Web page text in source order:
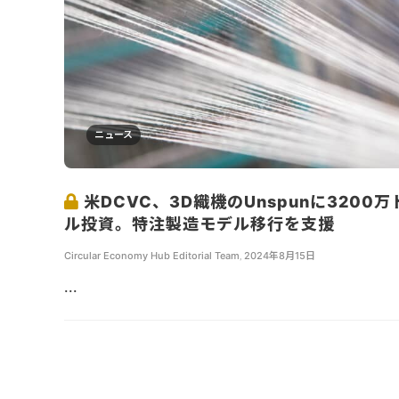
ニュース
米DCVC、3D織機のUnspunに3200万
ル投資。特注製造モデル移行を支援
Circular Economy Hub Editorial Team 2024年8月15日
...